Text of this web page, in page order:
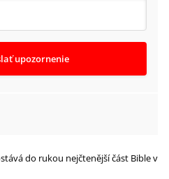
upozornenie
do rukou nejčtenější část Bible v